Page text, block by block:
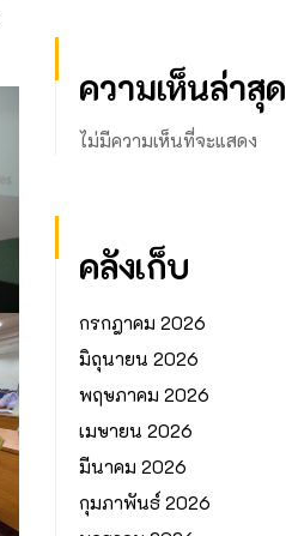
ความเห็นล่าสุด
ไม่มีความเห็นที่จะแสดง
คลังเก็บ
กรกฎาคม 2026
มิถุนายน 2026
พฤษภาคม 2026
เมษายน 2026
มีนาคม 2026
กุมภาพันธ์ 2026